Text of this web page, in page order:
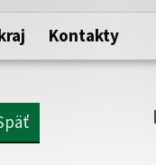
webovú stránku.
názvom domény
Kontakty